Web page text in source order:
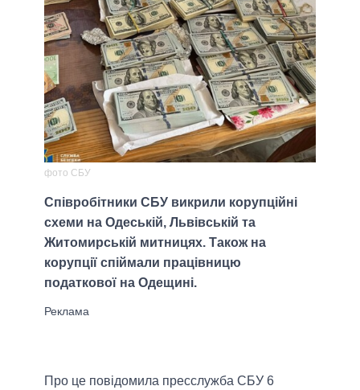
фото СБУ
Співробітники СБУ викрили корупційні
схеми на Одеській, Львівській та
Житомирській митницях. Також на
корупції спіймали працівницю
податкової на Одещині.
Про це повідомила пресслужба СБУ 6